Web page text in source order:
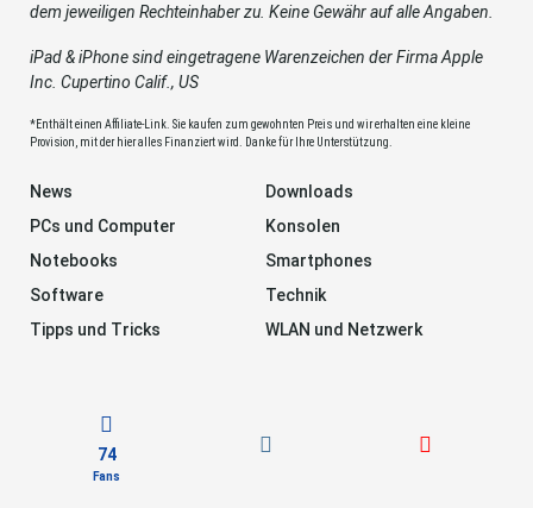
dem jeweiligen Rechteinhaber zu. Keine Gewähr auf alle Angaben.
iPad & iPhone sind eingetragene Warenzeichen der Firma Apple
Inc. Cupertino Calif., US
*Enthält einen Affiliate-Link. Sie kaufen zum gewohnten Preis und wir erhalten eine kleine
Provision, mit der hier alles Finanziert wird. Danke für Ihre Unterstützung.
News
Downloads
PCs und Computer
Konsolen
Notebooks
Smartphones
Software
Technik
Tipps und Tricks
WLAN und Netzwerk
74
Fans